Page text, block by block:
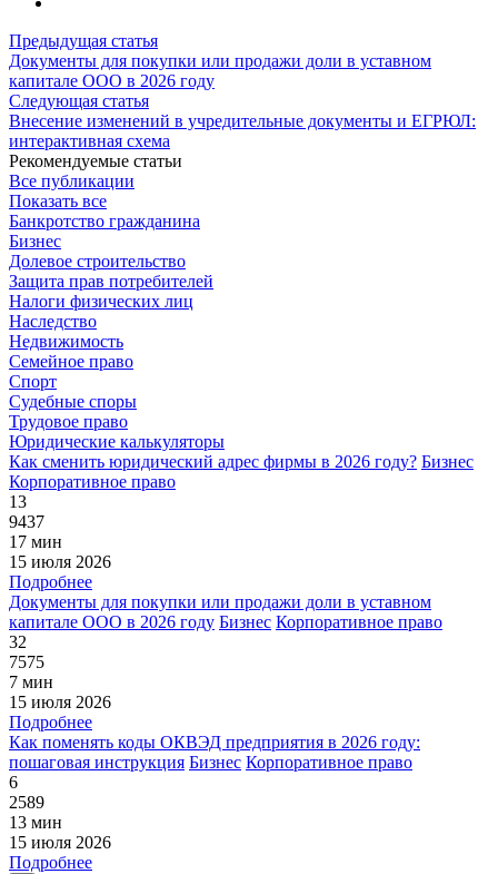
Предыдущая статья
Документы для покупки или продажи доли в уставном
капитале ООО в 2026 году
Следующая статья
Внесение изменений в учредительные документы и ЕГРЮЛ:
интерактивная схема
Рекомендуемые статьи
Все публикации
Показать все
Банкротство гражданина
Бизнес
Долевое строительство
Защита прав потребителей
Налоги физических лиц
Наследство
Недвижимость
Семейное право
Спорт
Судебные споры
Трудовое право
Юридические калькуляторы
Как сменить юридический адрес фирмы в 2026 году? Бизнес
Корпоративное право
13
9437
17 мин
15 июля 2026
Подробнее
Документы для покупки или продажи доли в уставном
капитале ООО в 2026 году Бизнес Корпоративное право
32
7575
7 мин
15 июля 2026
Подробнее
Как поменять коды ОКВЭД предприятия в 2026 году:
пошаговая инструкция Бизнес Корпоративное право
6
2589
13 мин
15 июля 2026
Подробнее